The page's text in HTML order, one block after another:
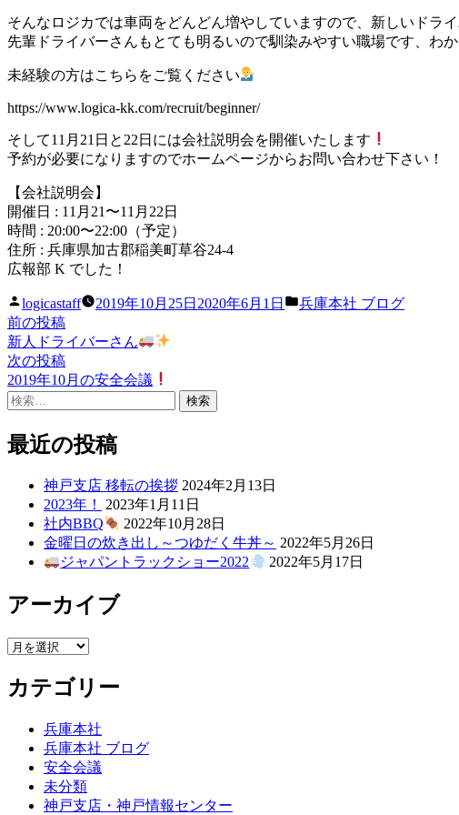
そんなロジカでは車両をどんどん増やしていますので、新しいドラ
先輩ドライバーさんもとても明るいので馴染みやすい職場です、わ
未経験の方はこちらをご覧ください
https://www.logica-kk.com/recruit/beginner/
そして11月21日と22日には会社説明会を開催いたします
予約が必要になりますのでホームページからお問い合わせ下さい！
【会社説明会】
開催日 : 11月21〜11月22日
時間 : 20:00〜22:00（予定）
住所 : 兵庫県加古郡稲美町草谷24-4
広報部 K でした！
投
稿
者:
logicastaff 2019年10月25日 2020年6月1日
カ
兵庫本社 ブログ
投
稿
ナ
ビ
ゲ
前の投稿前
の
投
稿:
新人ドライバーさん
次の投稿次
の
2019年10月の安全会議
検
最近の投稿
神戸支店 移転の挨拶 2024年2月13日
2023年！
2023年1月11日
社内BBQ
2022年10月28日
金曜日の炊き出し～つゆだく牛丼～ 2022年5月26日
ジャパントラックショー2022
2022年5月17日
アーカイブ
ア
カ
イ
カテゴリー
兵庫本社
兵庫本社 ブログ
安全会議
未分類
神戸支店・神戸情報センター